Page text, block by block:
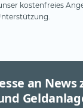
kostenfreies
an News